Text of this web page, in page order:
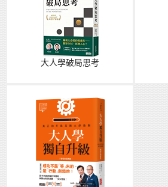
大人學破局思考